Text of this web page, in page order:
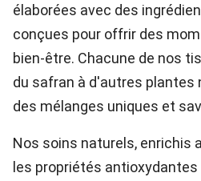
élaborées avec des
conçues pour offrir des
bien-être. Chacune de nos
du safran à d'autres plantes
des mélanges uniques et
Nos soins naturels, enrichis
les propriétés